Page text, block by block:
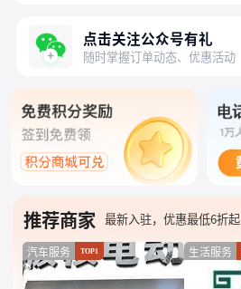
点击关注公众号有礼
随时掌握订单动态、优惠活动
推荐商家 最新入驻，优惠最低6折起
汽车服务 TOP1 生活服务